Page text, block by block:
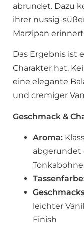
abrundet. Dazu
ihrer nussig-
Marzipan
Das Ergebnis ist
Charakter hat.
eine elegante
und cremiger
Geschmack &
Aroma:
abgerundet
leichter
Finish